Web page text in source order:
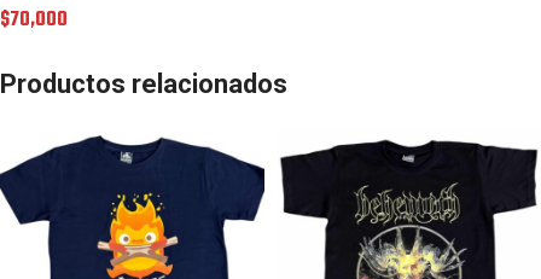
$70,000
Productos relacionados